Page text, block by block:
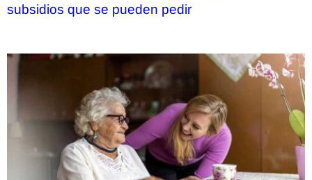
subsidios que se pueden pedir